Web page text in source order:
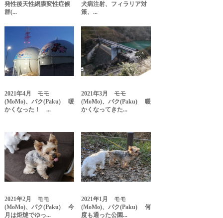
発性後天性網膜変性症候
群(...
犬病注射、フィラリア対
策、...
2021年4月 モモ
(MoMo)、パク(Paku) 暖
かくなった！ ...
2021年3月 モモ
(MoMo)、パク(Paku) 暖
かくなってきた...
2021年2月 モモ
(MoMo)、パク(Paku) 今
月は炬燵でゆっ...
2021年1月 モモ
(MoMo)、パク(Paku) 何
度も通った公園...